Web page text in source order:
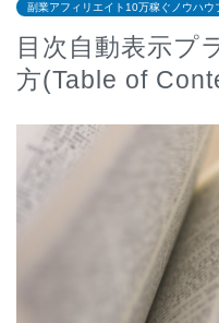
副業アフィリエイト10万稼ぐノウハウ
目次自動表示プ
方(Table of